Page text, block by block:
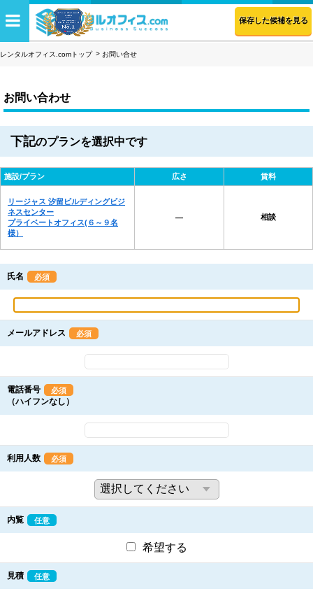
保存した候補を見る
レンタルオフィス.comトップ お問い合せ
お問い合わせ
下記のプランを選択中です
施設/プラン 広さ 賃料
リージャス 汐留ビルディングビジ
ネスセンター
プライベートオフィス(６～９名
様）
― 相談
氏名 必須
メールアドレス 必須
電話番号 必須
（ハイフンなし）
利用人数 必須
内覧 任意
希望する
見積 任意